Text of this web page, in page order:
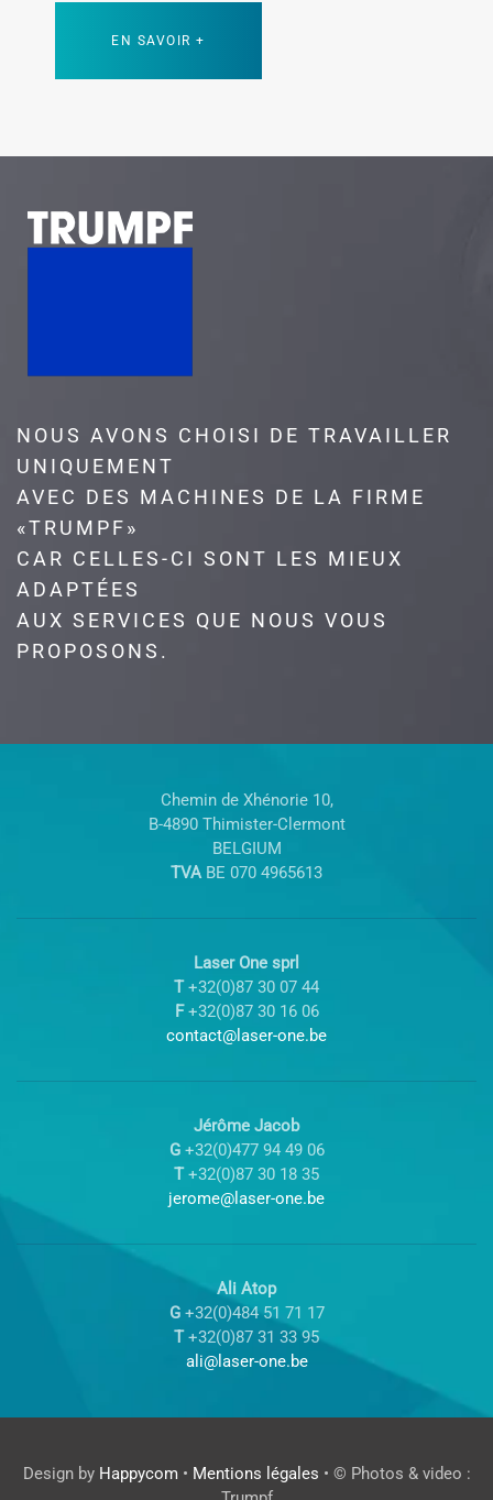
EN SAVOIR +
NOUS AVONS CHOISI DE TRAVAILLER
UNIQUEMENT
AVEC DES MACHINES DE LA FIRME
«TRUMPF»
CAR CELLES-CI SONT LES MIEUX
ADAPTÉES
AUX SERVICES QUE NOUS VOUS
PROPOSONS.
Chemin de Xhénorie 10,
B-4890 Thimister-Clermont
BELGIUM
TVA BE 070 4965613
Laser One sprl
T+32(0)87 30 07 44
F+32(0)87 30 16 06
contact@laser-one.be
Jérôme Jacob
G+32(0)477 94 49 06
T+32(0)87 30 18 35
jerome@laser-one.be
Ali Atop
G+32(0)484 51 71 17
T+32(0)87 31 33 95
ali@laser-one.be
Design by Happycom• Mentions légales • © Photos & video :